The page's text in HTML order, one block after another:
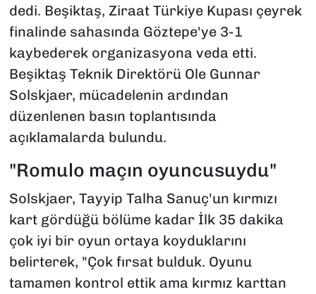
dedi. Beşiktaş, Ziraat Türkiye Kupası çeyrek
finalinde sahasında Göztepe'ye 3-1
kaybederek organizasyona veda etti.
Beşiktaş Teknik Direktörü Ole Gunnar
Solskjaer, mücadelenin ardından
düzenlenen basın toplantısında
açıklamalarda bulundu.
"Romulo maçın oyuncusuydu"
Solskjaer, Tayyip Talha Sanuç'un kırmızı
kart gördüğü bölüme kadar İlk 35 dakika
çok iyi bir oyun ortaya koyduklarını
belirterek, "Çok fırsat bulduk. Oyunu
tamamen kontrol ettik ama kırmız karttan